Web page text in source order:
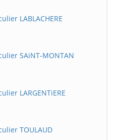
LABLACHERE
SAiNT-MONTAN
LARGENTiERE
TOULAUD